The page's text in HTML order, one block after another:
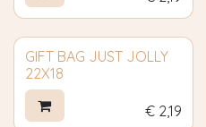
GIFT BAG JUST JOLLY
22X18
€ 2,19